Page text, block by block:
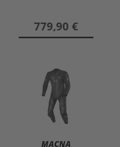
preis
779,90 €
MACNA